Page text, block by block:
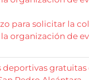
para solicitar la
organización de